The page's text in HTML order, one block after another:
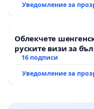
Мирово - к.к. Момин
Уведомление за
Облекчете
руските визи за
16 подписи
Уведомление за